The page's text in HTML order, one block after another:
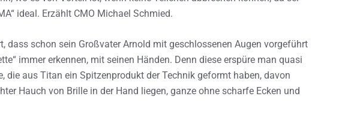
ideal. Erzählt CMO Michael Schmied.
dass schon sein Großvater Arnold mit geschlossenen Augen vorgeführt
immer erkennen, mit seinen Händen. Denn diese erspüre man quasi
die aus Titan ein Spitzenprodukt der Technik geformt haben, davon
Hauch von Brille in der Hand liegen, ganze ohne scharfe Ecken und